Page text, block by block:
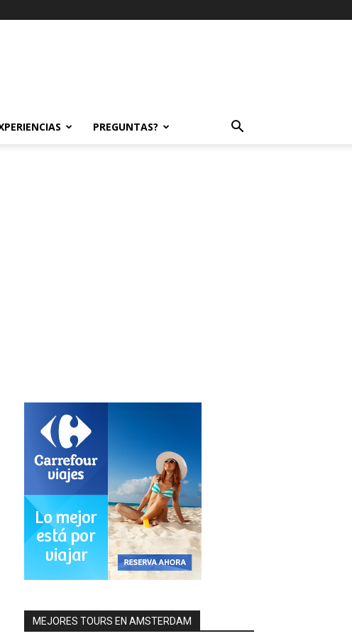
PREGUNTAS?
MEJORES TOURS EN AMSTERDAM